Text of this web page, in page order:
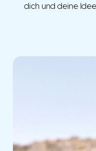
dich und deine